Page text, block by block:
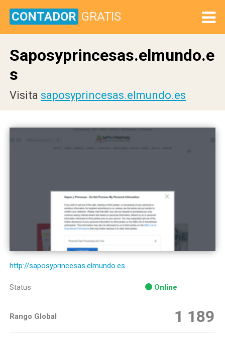
CONTADOR GRATIS
Saposyprincesas.elmundo.e
s
Visita saposyprincesas.elmundo.es
http://saposyprincesas.elmundo.es
Status Online
Rango Global 1 189